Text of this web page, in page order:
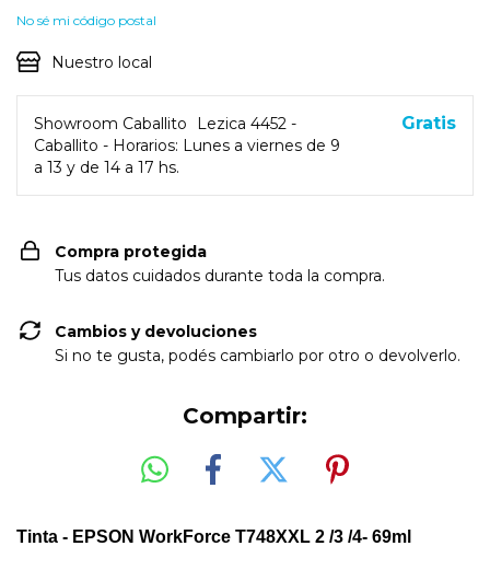
No sé mi código postal
Nuestro local
Showroom Caballito
Lezica 4452 -
Caballito - Horarios: Lunes a viernes de 9
a 13 y de 14 a 17 hs.
Gratis
Compra protegida
Tus datos cuidados durante toda la compra.
Cambios y devoluciones
Si no te gusta, podés cambiarlo por otro o devolverlo.
Compartir:
Tinta - EPSON WorkForce T748XXL 2 /3 /4- 69ml